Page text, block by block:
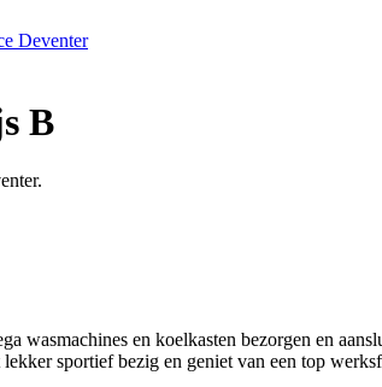
Deventer
B
wasmachines en koelkasten bezorgen en
sportief bezig en geniet van een top